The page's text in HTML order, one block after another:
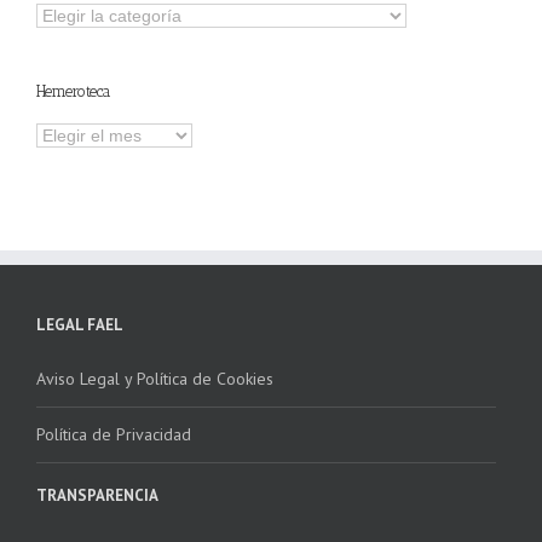
Explorar
Hemeroteca
Hemeroteca
LEGAL FAEL
Aviso Legal y Política de Cookies
Política de Privacidad
TRANSPARENCIA